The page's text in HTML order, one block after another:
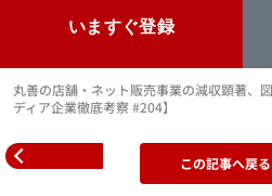
いますぐ登録
丸善の店舗・ネット販売事業の減収顕著、
ディア企業徹底考察 #204】
この記事へ戻る